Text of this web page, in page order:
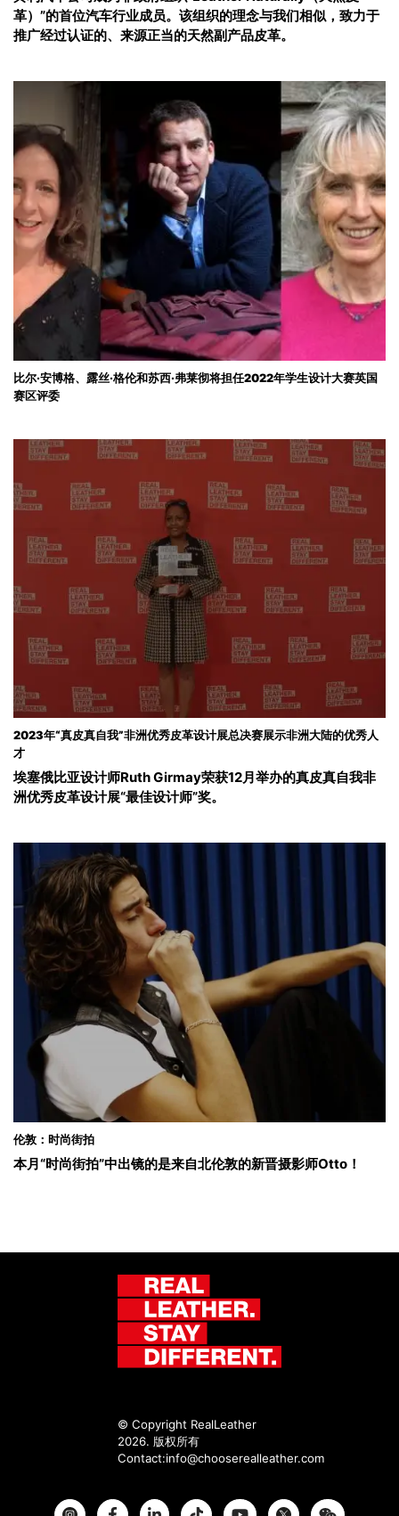
革）”的首位汽车行业成员。该组织的理念与我们相似，致力于
推广经过认证的、来源正当的天然副产品皮革。
比尔·安博格、露丝·格伦和苏西·弗莱彻将担任2022年学生设计大赛英国
赛区评委
2023年“真皮真自我”非洲优秀皮革设计展总决赛展示非洲大陆的优秀人
才
埃塞俄比亚设计师Ruth Girmay荣获12月举办的真皮真自我非
洲优秀皮革设计展“最佳设计师”奖。
伦敦：时尚街拍
本月“时尚街拍”中出镜的是来自北伦敦的新晋摄影师Otto！
© Copyright RealLeather
2026. 版权所有
Contact:info@chooserealleather.com